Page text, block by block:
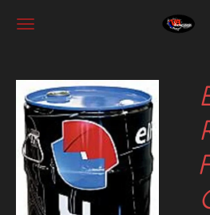
Ga
de
hoofdinhoud